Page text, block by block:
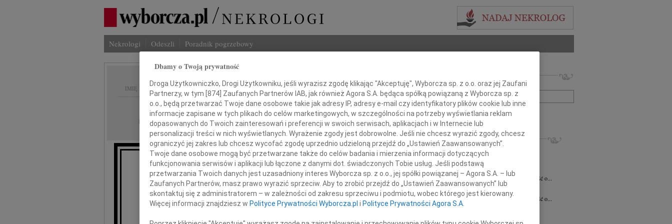
Nekrologi Odeszli Poradnik pogrzebowy
IMIĘ I NAZWISKO:
REGION: Białystok
DATA EMISJI: 28.01.2011
Wyrazy głębokiego współczucia i żalu
Pani
Imię i nazwisko lub numer ogłoszenia:
+ szukanie zaawansowane
INNE NEKROLOGI
22.07.2026Białystok
Pani notariusz Halinie Dorocie Agaciak...
Paweł Niemyjski06.07.2026
Z głębokim smutkiem przyjęliśmy wiadomość o...
Jerzy Kulesza
23.06.2026
Z głębokim smutkiem przyjęliśmy wiadomość o...
22.06.2026
Wyrazy szczerego współczucia i...
Dbamy o Twoją prywatność
Droga Użytkowniczko, Drogi Użytkowniku, jeśli wyrazisz zgodę klikając "Akceptuję", Wyborcza sp. z o.o. oraz jej Zaufani
Partnerzy, w tym [874] Zaufanych Partnerów IAB, jak również Agora S.A. będąca spółką powiązaną z Wyborcza sp. z
o.o., będą przetwarzać Twoje dane osobowe takie jak adresy IP, adresy e-mail czy identyfikatory plików cookie lub inne
informacje zapisane w tych plikach do celów marketingowych, w szczególności na potrzeby wyświetlania reklam
dopasowanych do Twoich zainteresowań i preferencji w swoich serwisach, aplikacjach i w Internecie lub
personalizacji treści w nich wyświetlanych. Wyrażenie zgody jest dobrowolne. Jeśli nie chcesz wyrazić zgody, chcesz
ograniczyć jej zakres lub chcesz wycofać zgodę uprzednio udzieloną przejdź do „Ustawień Zaawansowanych”.
Twoje dane osobowe mogą być przetwarzane także do celów badania i mierzenia informacji dotyczących
funkcjonowania serwisów i aplikacji lub łączone z danymi dot. świadczonych Tobie usług. Jeśli podstawą
przetwarzania Twoich danych jest uzasadniony interes Wyborcza sp. z o.o., jej spółki powiązanej – Agora S.A. – lub
Zaufanych Partnerów, masz prawo wyrazić sprzeciw. Aby to zrobić przejdź do „Ustawień Zaawansowanych” lub
skontaktuj się z administratorem – w zależności od zakresu sprzeciwu i podmiotu, wobec którego jest kierowany.
Więcej informacji znajdziesz w Polityce Prywatności Wyborcza.pl i Polityce Prywatności Agora S.A.